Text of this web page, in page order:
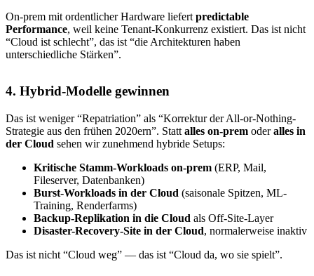
On-prem mit ordentlicher Hardware liefertpredictable
Performance, weil keine Tenant-Konkurrenz existiert. Das ist nicht
“Cloud ist schlecht”, das ist “die Architekturen haben
unterschiedliche Stärken”.
4. Hybrid-Modelle gewinnen
Das ist weniger “Repatriation” als “Korrektur der All-or-Nothing-
Strategie aus den frühen 2020ern”. Statt alles on-prem oderalles in
der Cloud sehen wir zunehmend hybride Setups:
Kritische Stamm-Workloads on-prem (ERP, Mail,
Fileserver, Datenbanken)
Burst-Workloads in der Cloud (saisonale Spitzen, ML-
Training, Renderfarms)
Backup-Replikation in die Cloud als Off-Site-Layer
Disaster-Recovery-Site in der Cloud, normalerweise inaktiv
Das ist nicht “Cloud weg” — das ist “Cloud da, wo sie spielt”.